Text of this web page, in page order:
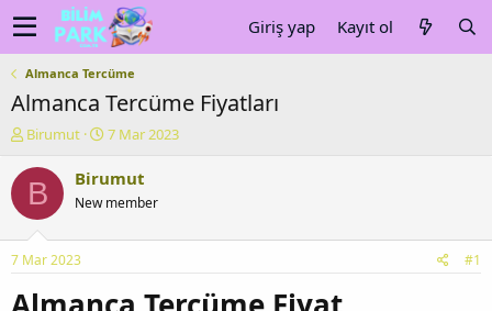
Giriş yap Kayıt ol
Almanca Tercüme
Almanca Tercüme Fiyatları
K
n
u
y
b
a
Birumut
B
ş
a
7 Mar 2023
B Birumut
New member
7 Mar 2023 #1